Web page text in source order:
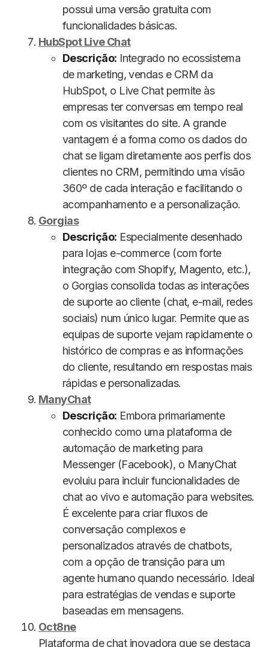
possui uma versão gratuita com
funcionalidades básicas.
HubSpotLive Chat
Descrição: Integrado no ecossistema
de marketing, vendas e CRM da
HubSpot, o Live Chat permite às
empresas ter conversas em tempo real
com os visitantes do site. A grande
vantagem é a forma como os dados do
chat se ligam diretamente aos perfis dos
clientes no CRM, permitindo uma visão
360º de cada interação e facilitando o
acompanhamento e a personalização.
Gorgias
Descrição: Especialmente desenhado
para lojas e-commerce (com forte
integração com Shopify, Magento, etc.),
o Gorgias consolida todas as interações
de suporte ao cliente (chat, e-mail, redes
sociais) num único lugar. Permite que as
equipas de suporte vejam rapidamente o
histórico de compras e as informações
do cliente, resultando em respostas mais
rápidas e personalizadas.
ManyChat
Descrição: Embora primariamente
conhecido como uma plataforma de
automação de marketing para
Messenger (Facebook), o ManyChat
evoluiu para incluir funcionalidades de
chat ao vivo e automação para websites.
É excelente para criar fluxos de
conversação complexos e
personalizados através de chatbots,
com a opção de transição para um
agente humano quando necessário. Ideal
para estratégias de vendas e suporte
baseadas em mensagens.
Oct8ne
Plataforma de chat inovadora que se destaca